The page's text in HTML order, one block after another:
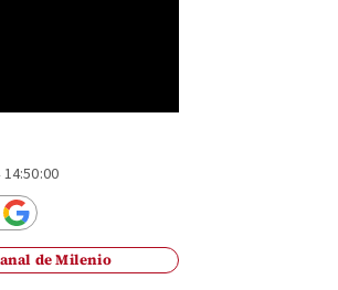
de Milenio